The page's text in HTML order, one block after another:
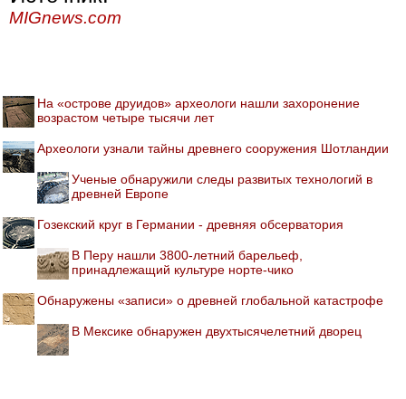
MIGnews.com
На «острове друидов» археологи нашли захоронение
возрастом четыре тысячи лет
Археологи узнали тайны древнего сооружения Шотландии
Ученые обнаружили следы развитых технологий в
древней Европе
Гозекский круг в Германии - древняя обсерватория
В Перу нашли 3800-летний барельеф,
принадлежащий культуре норте-чико
Обнаружены «записи» о древней глобальной катастрофе
В Мексике обнаружен двухтысячелетний дворец